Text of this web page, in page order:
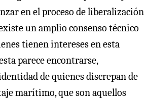
en el proceso de liberalización
un amplio consenso técnico
tienen intereses en esta
parece encontrarse,
de quienes discrepan de
marítimo, que son aquellos